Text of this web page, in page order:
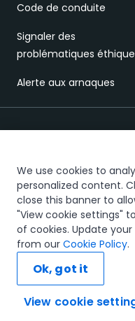
Code de conduite
Signaler des
problématiques
Alerte aux arnaques
Confiance et sécurité
The UiPath word
trademarks owned by
registered trademark in
© 2005-2026
We use cookies to
personalized content.
close this banner to
"View cookie settings"
of cookies. Update
from our Cookie Policy.
View cookie
Ok, got it